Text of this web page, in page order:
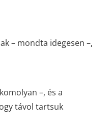
– mondta idegesen –,
–, és a
távol tartsuk